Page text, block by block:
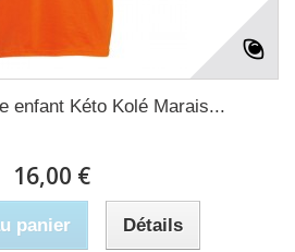
enfant Kéto Kolé Marais...
16,00 €
panier Détails